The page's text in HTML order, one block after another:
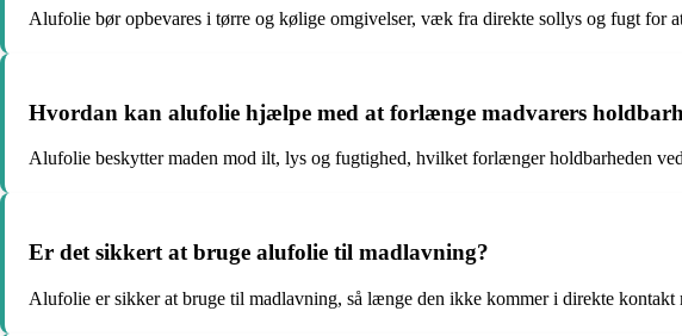
Alufolie bør opbevares i tørre og kølige omgivelser, væk fra direkte sollys og fugt for
Hvordan kan alufolie hjælpe med at forlænge madvarers
Alufolie beskytter maden mod ilt, lys og fugtighed, hvilket forlænger holdbarheden
Er det sikkert at bruge alufolie til madlavning?
Alufolie er sikker at bruge til madlavning, så længe den ikke kommer i direkte kontakt